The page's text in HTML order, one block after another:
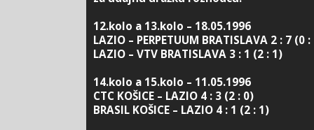
12.kolo a 13.kolo – 18.05.1996
LAZIO – PERPETUUM BRATISLAVA 2 : 7 (0 :
LAZIO – VTV BRATISLAVA 3 : 1 (2 : 1)
14.kolo a 15.kolo – 11.05.1996
CTC KOŠICE – LAZIO 4 : 3 (2 : 0)
BRASIL KOŠICE – LAZIO 4 : 1 (2 : 1)